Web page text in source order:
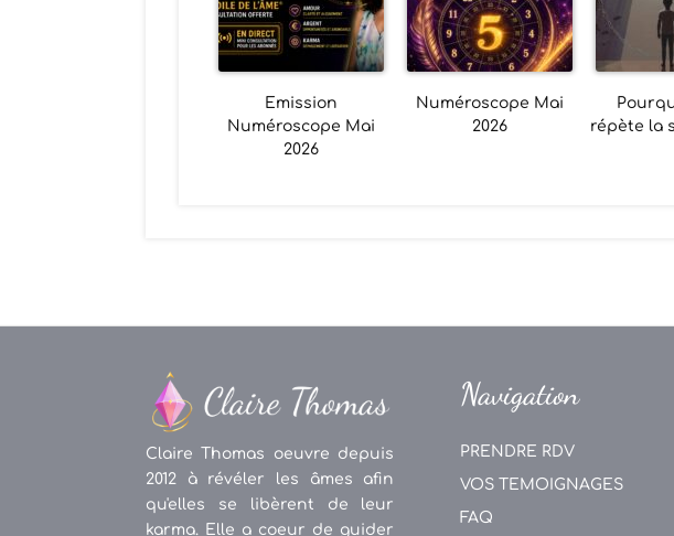
Emission
Numéroscope Mai
2026
Numéroscope Mai
2026
répète la
Claire Thomas oeuvre depuis
2012 à révéler les âmes afin
qu'elles se libèrent de leur
karma. Elle a coeur de guider
Navigation
PRENDRE RDV
VOS TEMOIGNAGES
FAQ